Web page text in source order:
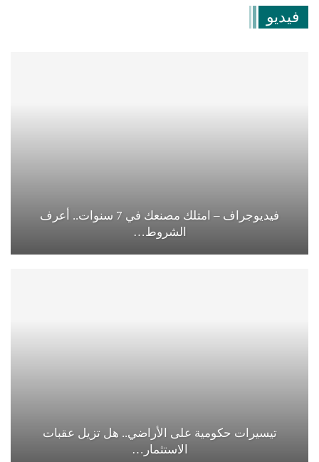
فيديو
فيديوجراف – امتلك مصنعك في 7 سنوات.. أعرف
الشروط…
تيسيرات حكومية على الأراضي.. هل تزيل عقبات
الاستثمار…